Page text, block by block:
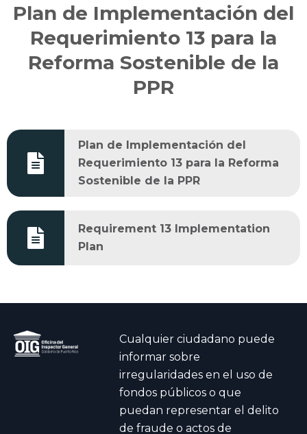
Plan de Implementación del
Requerimiento 13 para la
Reforma Sostenible de la
PPR
Plan de Implementación del
Requerimiento 13 para la Reforma
Sostenible de la PPR
Requirement 13 Implementation
Plan
Cualquier ciudadano puede
informar sobre
irregularidades en el uso de
fondos públicos o que
puedan representar el delito
de fraude o actos de